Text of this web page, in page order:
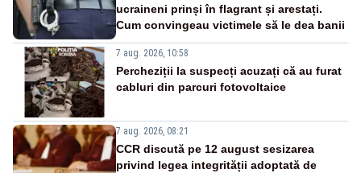
ucraineni prinși în flagrant și arestați.
Cum convingeau victimele să le dea banii
7 aug. 2026, 10:58
Percheziții la suspecți acuzați că au furat
cabluri din parcuri fotovoltaice
7 aug. 2026, 08:21
CCR discută pe 12 august sesizarea
privind legea integrității adoptată de